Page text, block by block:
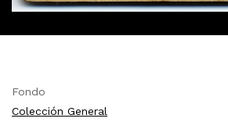
Fondo
Colección General